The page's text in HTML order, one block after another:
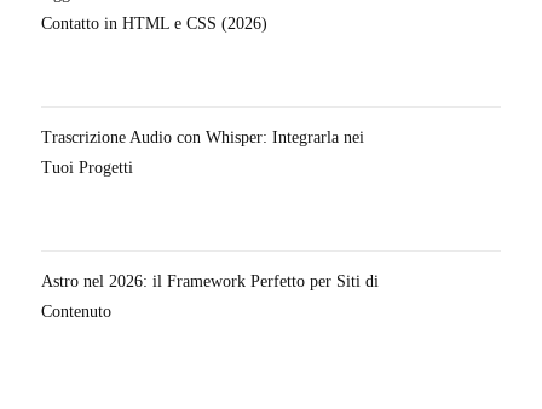
Contatto in HTML e CSS (2026)
Trascrizione Audio con Whisper: Integrarla nei
Tuoi Progetti
Astro nel 2026: il Framework Perfetto per Siti di
Contenuto